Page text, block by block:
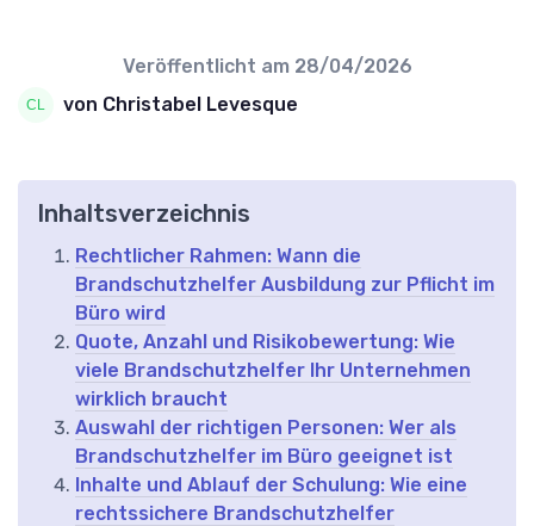
Veröffentlicht am 28/04/2026
von Christabel Levesque
Inhaltsverzeichnis
Rechtlicher Rahmen: Wann die
Brandschutzhelfer Ausbildung zur Pflicht im
Büro wird
Quote, Anzahl und Risikobewertung: Wie
viele Brandschutzhelfer Ihr Unternehmen
wirklich braucht
Auswahl der richtigen Personen: Wer als
Brandschutzhelfer im Büro geeignet ist
Inhalte und Ablauf der Schulung: Wie eine
rechtssichere Brandschutzhelfer